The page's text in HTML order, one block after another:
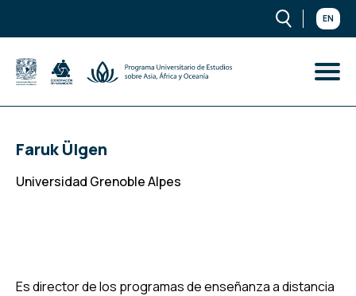
EN
Faruk Ülgen
Universidad Grenoble Alpes
Es director de los programas de enseñanza a distancia